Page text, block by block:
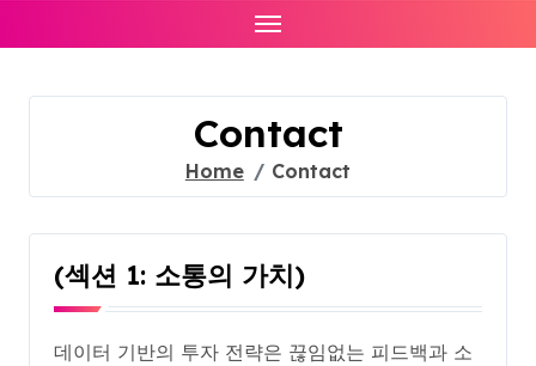
Contact
Home Contact
(섹션 1: 소통의 가치)
데이터 기반의 투자 전략은 끊임없는 피드백과 소